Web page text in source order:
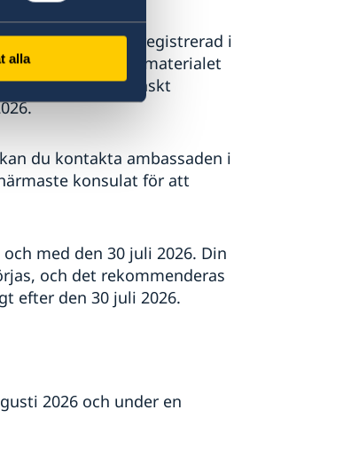
alla
Om du är registrerad i
du inte har fått materialet
eller vid ett svenskt
du kontakta ambassaden i
konsulat för att
med den 30 juli 2026. Din
och det rekommenderas
efter den 30 juli 2026.
2026 och under en